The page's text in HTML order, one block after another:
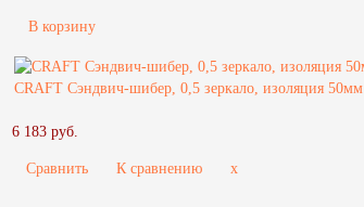
В корзину
CRAFT Сэндвич-шибер, 0,5 зеркало, изоляция 50мм
6 183 руб.
Сравнить К сравнению x